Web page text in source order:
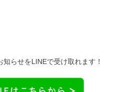
知らせをLINEで受け取れます！